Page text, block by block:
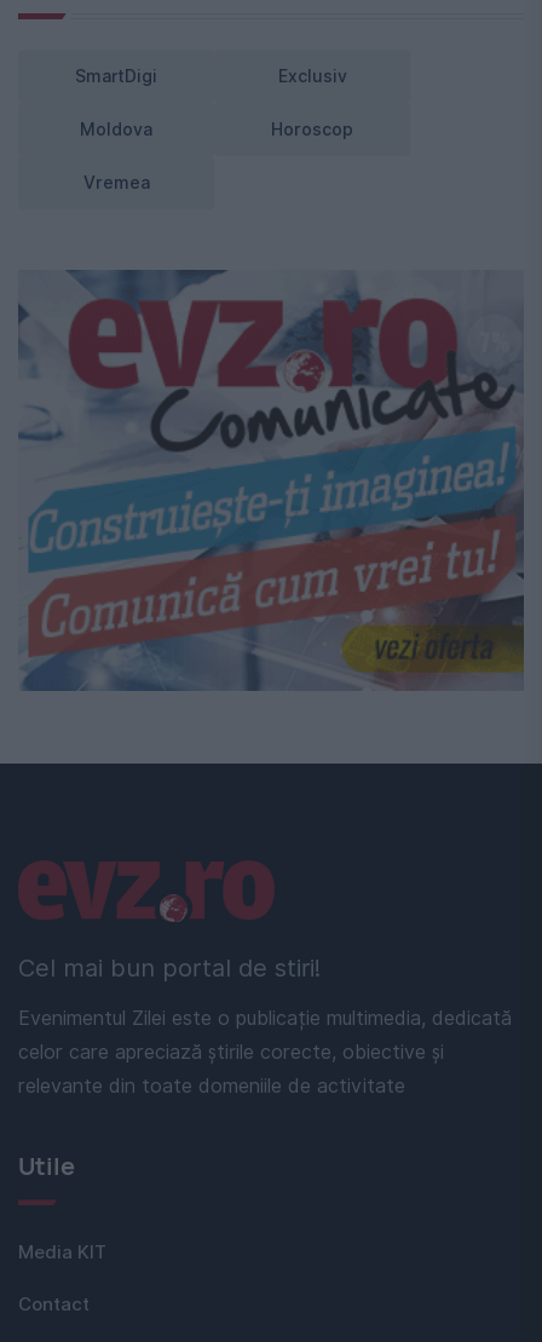
SmartDigi Exclusiv
Moldova Horoscop
Vremea
Cel mai bun portal de stiri!
Evenimentul Zilei este o publicație multimedia, dedicată
celor care apreciază știrile corecte, obiective și
relevante din toate domeniile de activitate
Linkuri utile
Utile
Media KIT
Contact